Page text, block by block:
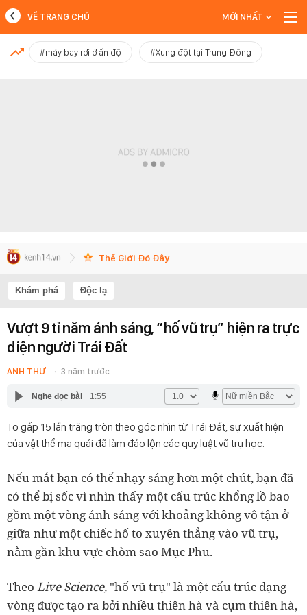
MỚI NHẤT
VỀ TRANG CHỦ MỚI NHẤT
#máy bay rơi ở ấn độ #Xung đột tại Trung Đông
Thế Giới Đó Đây
Khám phá Độc lạ
Vượt 9 tỉ năm ánh sáng, “hố vũ trụ” hiện ra trực
diện người Trái Đất
ANH THƯ 3 năm trước
Nghe đọc bài 1:55
To gấp 15 lần trăng tròn theo góc nhìn từ Trái Đất, sự xuất hiện
của vật thể ma quái đã làm đảo lộn các quy luật vũ trụ học.
Nếu mắt bạn có thể nhạy sáng hơn một chút, bạn đã
có thể bị sốc vì nhìn thấy một cấu trúc khổng lồ bao
gồm một vòng ánh sáng với khoảng không vô tận ở
giữa như một chiếc hố to xuyên thẳng vào vũ trụ,
nằm gần khu vực chòm sao Mục Phu.
Theo Live Science, "hố vũ trụ" là một cấu trúc dạng
vòng được tạo ra bởi nhiều thiên hà và cụm thiên hà,